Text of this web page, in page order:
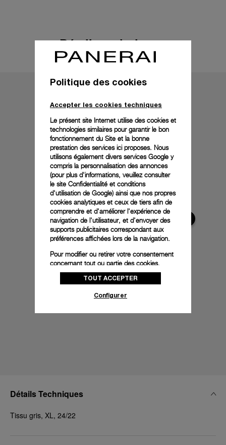
Détails techniques
Détails Techniques
Tissu gris, XL, 24/22
Politique des cookies
Accepter les cookies techniques
Le présent site Internet utilise des cookies et
technologies similaires pour garantir le bon
fonctionnement du Site et la bonne
prestation des services ici proposes. Nous
utilisons également divers services Google y
compris la personnalisation des annonces
(pour plus d'informations, veuillez consulter
le site Confidentialité et conditions
d'utilisation de Google) ainsi que nos propres
cookies analytiques et ceux de tiers afin de
comprendre et d'améliorer l'expérience de
navigation de l'utilisateur, et d'envoyer des
supports publicitaires correspondant aux
préférences affichées lors de la navigation.
Pour modifier ou retirer votre consentement
concernant tout ou partie des cookies,
cliquez sur « Configurer » ou consultez notre
politique des cookiespour obtenir plus
donnez votre consentement pour l’utilisation
TOUT ACCEPTER
Configurer